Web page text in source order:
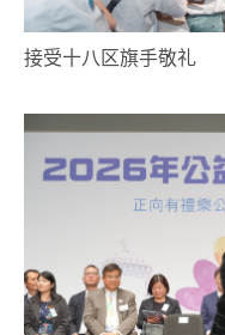
接受十八区旗手敬礼